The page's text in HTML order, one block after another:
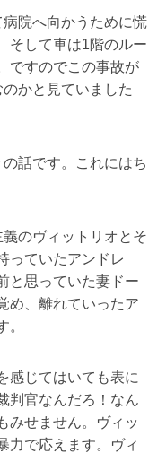
院へ向かうために慌
そして車は1階のルー
ですのでこの事故が
かと見ていました
話です。これにはち
のヴィットリオとそ
っていたアンドレ
と思っていた妻ドー
め、離れていったア
。
感じてはいても表に
判官なんだろ！なん
みせません。ヴィッ
力で応えます。ヴィ